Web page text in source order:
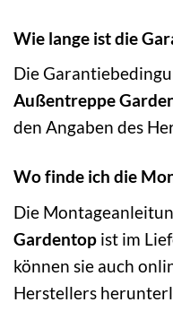
Wie lange ist die
Die
Außentreppe
den Angaben des
Wo finde ich die
Die
Gardentop ist im
können sie auch
Herstellers